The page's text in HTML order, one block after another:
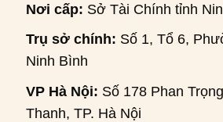
Nơi cấp: Sở Tài Chính tỉnh
Trụ sở chính: Số 1, Tổ 6,
Ninh Bình
VP Hà Nội: Số 178 Phan
Thanh, TP. Hà Nội